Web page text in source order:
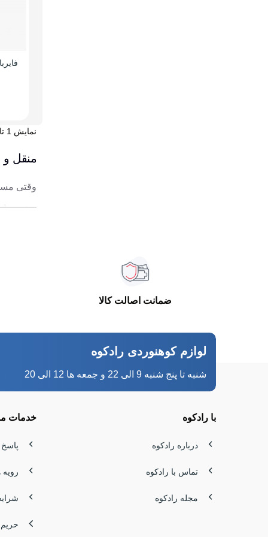
نمایش 1 تا 5 از 5 مورد
منقل و
وقتی
سفر
جزو
یکنواخت
مناسب
کباب پز
کباب پز
ضمانت اصالت کالا
لوازم کوهنوردی رادکوه
شنبه تا پنج شنبه 9 الی 22 و جمعه ها 12 الی 20
با رادکوه
درباره رادکوه
تماس با رادکوه
مجله رادکوه
خدمات